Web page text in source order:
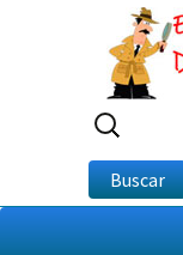
Buscar
por:
Buscar